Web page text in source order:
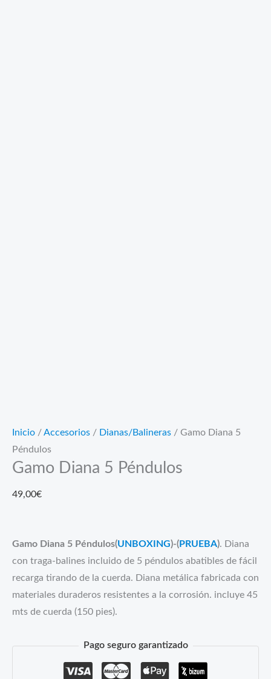
Inicio / Accesorios / Dianas/Balineras / Gamo Diana 5
Péndulos
Gamo Diana 5 Péndulos
49,00€
Gamo Diana 5 Péndulos(UNBOXING)-( PRUEBA). Diana
con traga-balines incluido de 5 péndulos abatibles de fácil
recarga tirando de la cuerda. Diana metálica fabricada con
materiales duraderos resistentes a la corrosión. incluye 45
mts de cuerda (150 pies).
Pago seguro garantizado